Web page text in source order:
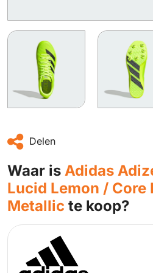
Delen
Waar is Adidas
Lucid Lemon / Core
Metallic te koop?